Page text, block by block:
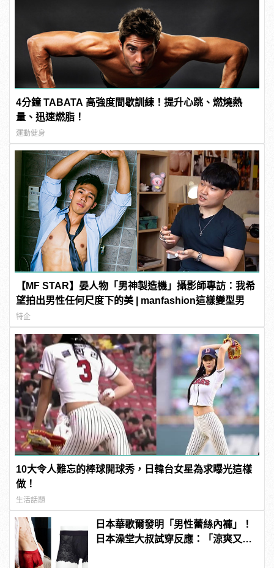
4分鐘 TABATA 高強度間歇訓練！提升心跳、燃燒熱
量、迅速燃脂！
運動健身
【MF STAR】晏人物「男神製造機」攝影師專訪：我希
望拍出男性任何尺度下的美 | manfashion這樣變型男
特企
10大令人難忘的棒球開球秀，日韓台女星為求曝光這樣
做！
生活話題
日本華歌爾發明「男性蕾絲內褲」！
日本澡堂大叔試穿反應：「涼爽又透